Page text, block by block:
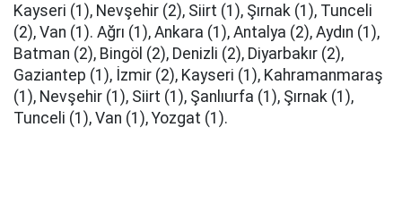
Kayseri (1), Nevşehir (2), Siirt (1), Şırnak (1), Tunceli
(2), Van (1). Ağrı (1), Ankara (1), Antalya (2), Aydın (1),
Batman (2), Bingöl (2), Denizli (2), Diyarbakır (2),
Gaziantep (1), İzmir (2), Kayseri (1), Kahramanmaraş
(1), Nevşehir (1), Siirt (1), Şanlıurfa (1), Şırnak (1),
Tunceli (1), Van (1), Yozgat (1).